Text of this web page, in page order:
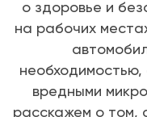
о здоровье и
на рабочих
вредными
расскажем о том,